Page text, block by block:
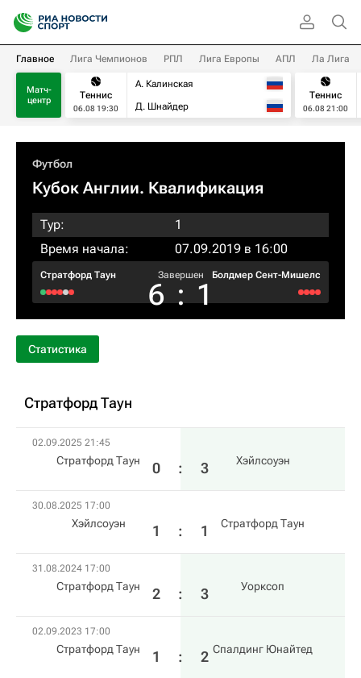
Главное Лига Чемпионов РПЛ Лига Европы АПЛ Ла Лига
Матч-
центр
Теннис
06.08 19:30
А. Калинская
Д. Шнайдер
Теннис
06.08 21:00
Футбол
Кубок Англии. Квалификация
Тур:
1
Время начала:
07.09.2019 в 16:00
Стратфорд Таун Завершен
6 : 1
Болдмер Сент-Мишелс
Статистика
Стратфорд Таун
02.09.2025 21:45
Стратфорд Таун 0 : 3 Хэйлсоуэн
30.08.2025 17:00
Хэйлсоуэн 1 : 1 Стратфорд Таун
31.08.2024 17:00
Стратфорд Таун 2 : 3 Уорксоп
02.09.2023 17:00
Стратфорд Таун 1 : 2 Спалдинг Юнайтед